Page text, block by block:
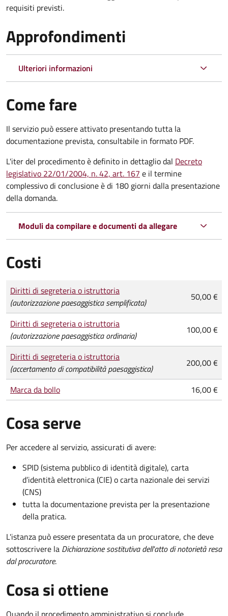
requisiti previsti.
Approfondimenti
Ulteriori informazioni
Come fare
Il servizio può essere attivato presentando tutta la
documentazione prevista, consultabile in formato PDF.
L'iter del procedimento è definito in dettaglio dal Decreto
legislativo 22/01/2004, n. 42, art. 167 e il termine
complessivo di conclusione è di 180 giorni dalla presentazione
della domanda.
Moduli da compilare e documenti da allegare
Costi
Tipo di pagamento
Importo
Diritti di segreteria o istruttoria
(autorizzazione paesaggistica semplificata)
50,00 €
Diritti di segreteria o istruttoria
(autorizzazione paesaggistica ordinaria)
100,00 €
Diritti di segreteria o istruttoria
(accertamento di compatibilità paesaggistica)
200,00 €
Marca da bollo 16,00 €
Cosa serve
Per accedere al servizio, assicurati di avere:
SPID (sistema pubblico di identità digitale), carta
d’identità elettronica (CIE) o carta nazionale dei servizi
(CNS)
tutta la documentazione prevista per la presentazione
della pratica.
L'istanza può essere presentata da un procuratore, che deve
sottoscrivere la Dichiarazione sostitutiva dell'atto di notorietà resa
dal procuratore.
Cosa si ottiene